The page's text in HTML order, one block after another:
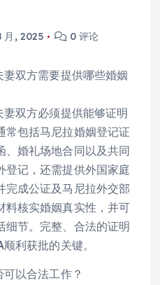
月, 2025 0 评论
双方需要提供哪些婚姻
双方必须提供能够证明
常包括马尼拉婚姻登记证
、婚礼场地合同以及共同
登记，还需提供外国家庭
完成公证及马尼拉外交部
料核实婚姻真实性，并可
细节。完整、合法的证明
利获批的关键。
以合法工作？